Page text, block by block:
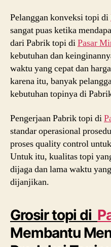
Pelanggan konveksi topi di
sangat puas ketika
dari Pabrik topi diPasar
kebutuhan dan
waktu yang cepat dan
karena itu, banyak
kebutuhan topinya di
Pengerjaan Pabrik topi di
standar operasional
proses quality control
Untuk itu, kualitas topi
dijaga dan lama waktu
dijanjikan.
Grosir topi di
Membantu